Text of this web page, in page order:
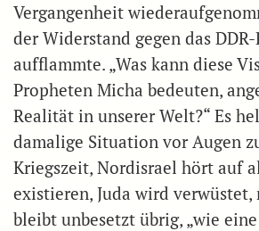
Vergangenheit
der Widerstand gegen das
aufflammte. „Was kann diese
Propheten Micha bedeuten,
Realität in unserer Welt?“ Es
damalige Situation vor Augen
Kriegszeit, Nordisrael hört auf
existieren, Juda wird verwüstet,
bleibt unbesetzt übrig, „wie